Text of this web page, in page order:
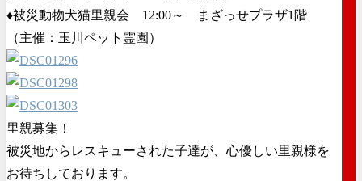
♦被災動物犬猫里親会 12:00～ まざっせプラザ1階
（主催：玉川ペット霊園）
里親募集！
被災地からレスキューされた子達が、心優しい里親様を
お待ちしております。